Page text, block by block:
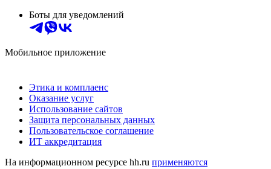
Боты для уведомлений
Мобильное приложение
Этика и комплаенс
Оказание услуг
Использование сайтов
Защита персональных данных
Пользовательское соглашение
ИТ аккредитация
На информационном ресурсе hh.ru применяются